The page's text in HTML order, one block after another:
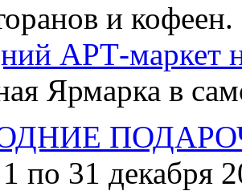
и кофеен.
АРТ-маркет
Ярмарка в
по 31 декабря